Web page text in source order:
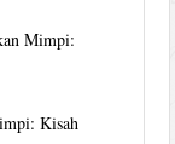
Mimpi:
Kisah